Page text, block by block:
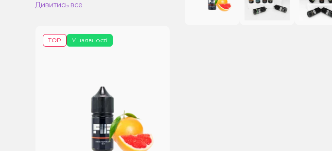
Дивитись все
У наявності
TOP